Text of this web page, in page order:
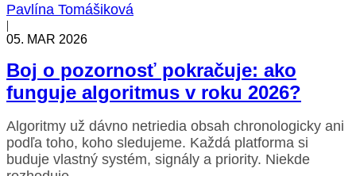
Pavlína Tomášiková
|
05. MAR 2026
Boj o pozornosť pokračuje: ako
funguje algoritmus v roku 2026?
Algoritmy už dávno netriedia obsah chronologicky ani
podľa toho, koho sledujeme. Každá platforma si
buduje vlastný systém, signály a priority. Niekde